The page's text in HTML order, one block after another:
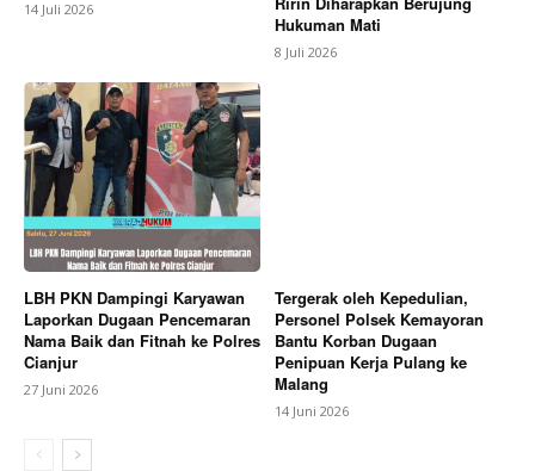
14 Juli 2026
Hukuman Mati
8 Juli 2026
LBH PKN Dampingi Karyawan
Laporkan Dugaan Pencemaran
Nama Baik dan Fitnah ke Polres
Cianjur
27 Juni 2026
Tergerak oleh Kepedulian,
Personel Polsek Kemayoran
Bantu Korban Dugaan
Penipuan Kerja Pulang ke
Malang
14 Juni 2026